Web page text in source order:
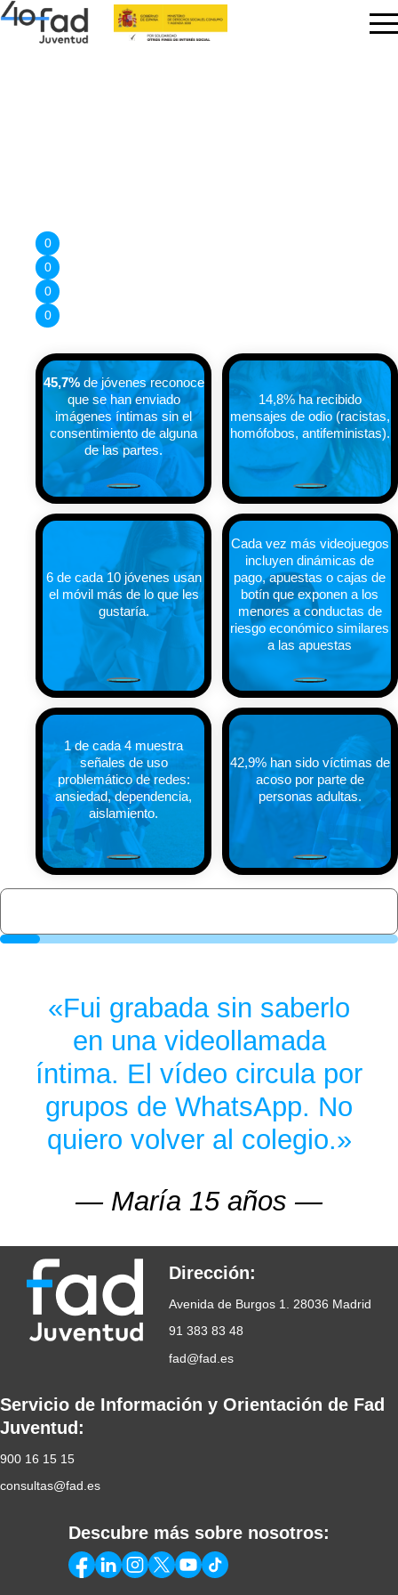
45,7%de jóvenes reconoce
que se han enviado
imágenes íntimas sin el
consentimiento de alguna
de las partes.
14,8% ha recibido
mensajes de odio (racistas,
homófobos, antifeministas).
6 de cada 10 jóvenes usan
el móvil más de lo que les
gustaría.
Cada vez más videojuegos
incluyen dinámicas de
pago, apuestas o cajas de
botín que exponen a los
menores a conductas de
riesgo económico similares
a las apuestas
1 de cada 4 muestra
señales de uso
problemático de redes:
ansiedad, dependencia,
aislamiento.
42,9% han sido víctimas de
acoso por parte de
personas adultas.
10%
Fui grabada sin saberlo
en una videollamada
íntima. El vídeo circula por
grupos de WhatsApp. No
quiero volver al colegio.
María 15 años
Dirección:
Avenida de Burgos 1. 28036 Madrid
91 383 83 48
fad@fad.es
Servicio de Información y Orientación de Fad
Juventud:
900 16 15 15
consultas@fad.es
Descubre más sobre nosotros:
Elige cuánto quieres donar *
25 €
40 €
Para financiar sesiones informativas en centros escolares sobre
sexting y consentimiento digital.
Nombre / Entidad *
DNI / NIE / NIF *
Código postal *
política de privacidad *
Donar